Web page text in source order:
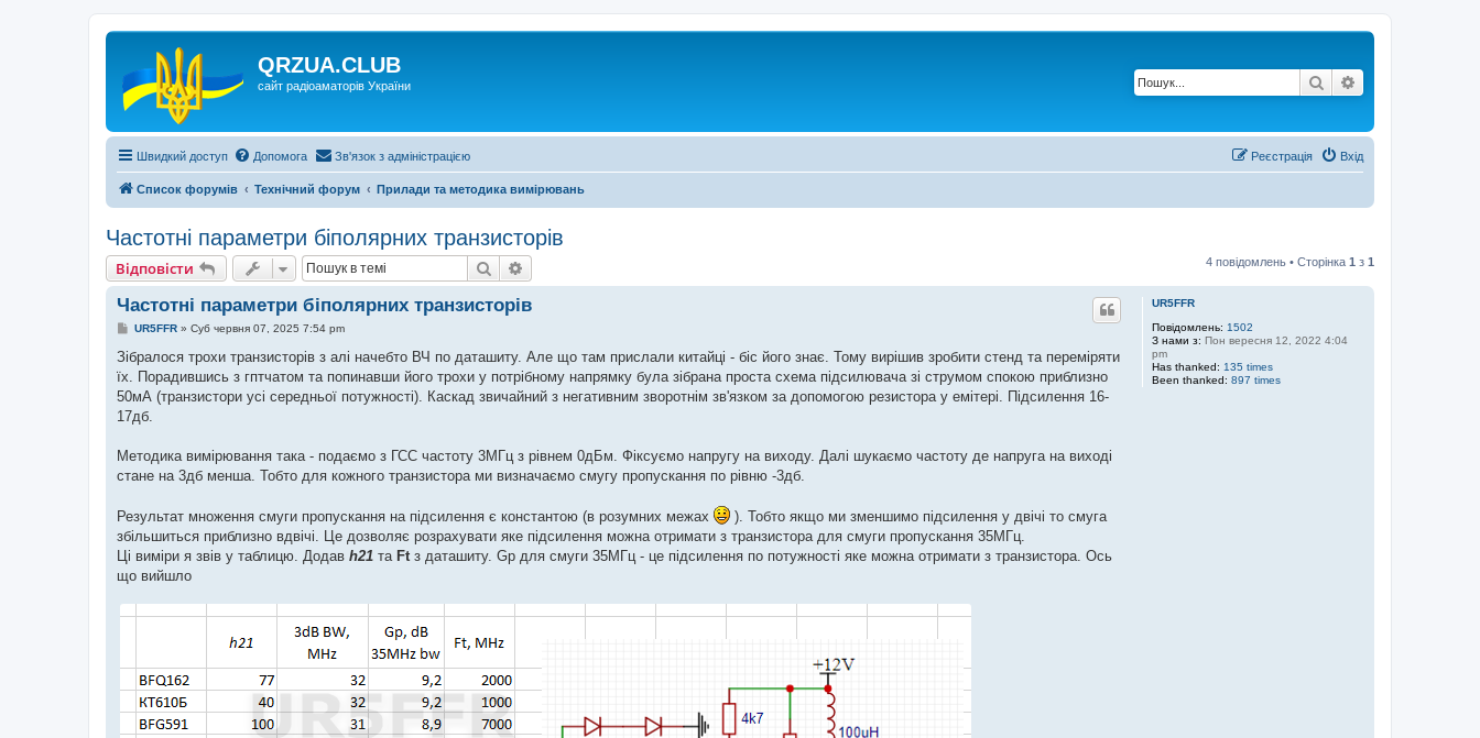
QRZUA.CLUB
сайт радіоаматорів України Пошук
Швидкий доступ Допомога Зв'язок з адміністрацією Вхід
Реєстрація
Список форумів Технічний форум Прилади та методика вимірювань
Частотні параметри біполярних транзисторів
Відповісти Пошук 4 повідомлень • Сторінка 1 з 1
UR5FFR
Повідомлень: 1502
З нами з: Пон вересня 12, 2022 4:04
pm
Has thanked: 135 times
Been thanked: 897 times
Частотні параметри біполярних транзисторів
П
в
д
о
л
н
я
UR5FFR» Суб червня 07, 2025 7:54 pm
Зібралося трохи транзисторів з алі начебто ВЧ по даташиту. Але що там прислали китайці - біс його знає. Тому вирішив зробити стенд та переміряти
їх. Порадившись з гптчатом та попинавши його трохи у потрібному напрямку була зібрана проста схема підсилювача зі струмом спокою приблизно
50мА (транзистори усі середньої потужності). Каскад звичайний з негативним зворотнім зв'язком за допомогою резистора у емітері. Підсилення 16-
17дб.
Методика вимірювання така - подаємо з ГСС частоту 3МГц з рівнем 0дБм. Фіксуємо напругу на виходу. Далі шукаємо частоту де напруга на виході
стане на 3дб менша. Тобто для кожного транзистора ми визначаємо смугу пропускання по рівню -3дб.
Результат множення смуги пропускання на підсилення є константою (в розумних межах
). Тобто якщо ми зменшимо підсилення у двічі то смуга
збільшиться приблизно вдвічі. Це дозволяє розрахувати яке підсилення можна отримати з транзистора для смуги пропускання 35МГц.
Ці виміри я звів у таблицю. Додав h21 та Ftз даташиту. Gp для смуги 35МГц - це підсилення по потужності яке можна отримати з транзистора. Ось
що вийшло